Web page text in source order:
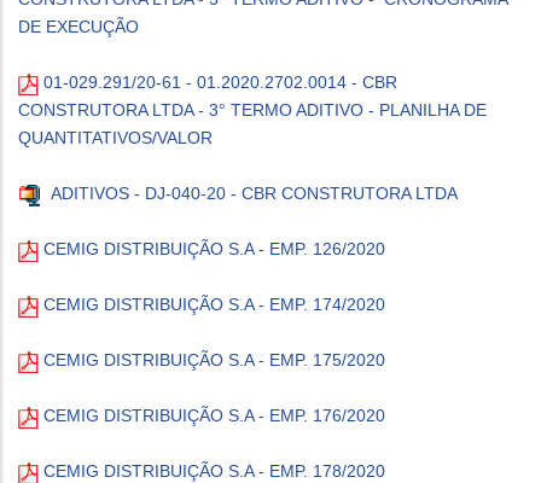
DE EXECUÇÃO
01-029.291/20-61 - 01.2020.2702.0014 - CBR
CONSTRUTORA LTDA - 3° TERMO ADITIVO - PLANILHA DE
QUANTITATIVOS/VALOR
ADITIVOS - DJ-040-20 - CBR CONSTRUTORA LTDA
CEMIG DISTRIBUIÇÃO S.A - EMP. 126/2020
CEMIG DISTRIBUIÇÃO S.A - EMP. 174/2020
CEMIG DISTRIBUIÇÃO S.A - EMP. 175/2020
CEMIG DISTRIBUIÇÃO S.A - EMP. 176/2020
CEMIG DISTRIBUIÇÃO S.A - EMP. 178/2020